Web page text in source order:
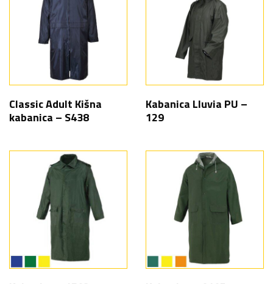
Classic Adult Kišna
kabanica – S438
Kabanica Lluvia PU –
129